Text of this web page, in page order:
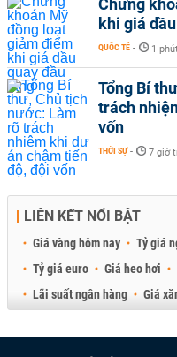
Chứng
khi giá
QUỐC TẾ - 1
Tổng Bí
trách
vốn
THỜI SỰ - 7 giờ
LIÊN KẾT NỔI BẬT
Giá vàng hôm nay Tỷ giá
Tỷ giá euro
Giá heo hơi
Lãi suất ngân hàng
Giá